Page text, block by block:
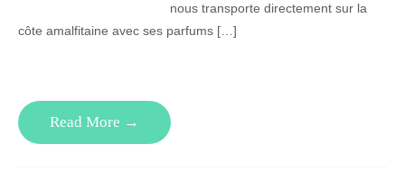
nous transporte directement sur la
côte amalfitaine avec ses parfums […]
Read More →